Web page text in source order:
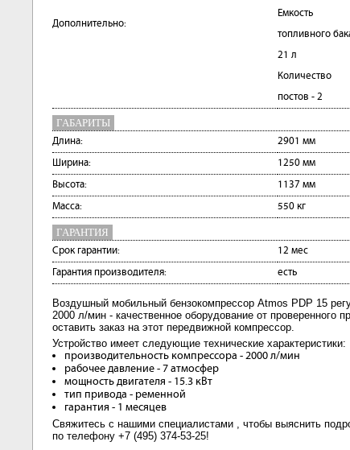
Дополнительно:
Емкость
топливного
21 л
Количество
постов - 2
ГАБАРИТЫ
Длина:
2901 мм
Ширина:
1250 мм
Высота:
1137 мм
Масса:
550 кг
ГАРАНТИЯ
Срок гарантии:
12 мес
Гарантия производителя:
есть
Воздушный мобильный бензокомпрессор Atmos PDP 15
2000 л/мин - качественное оборудование от проверенного
оставить заказ на этот передвижной компрессор.
Устройство имеет следующие технические характеристики:
производительность компрессора - 2000 л/мин
рабочее давление - 7 атмосфер
мощность двигателя - 15.3 кВт
тип привода - ременной
гарантия - 1 месяцев
Свяжитесь с нашими специалистами , чтобы выяснить
по телефону +7 (495) 374-53-25!